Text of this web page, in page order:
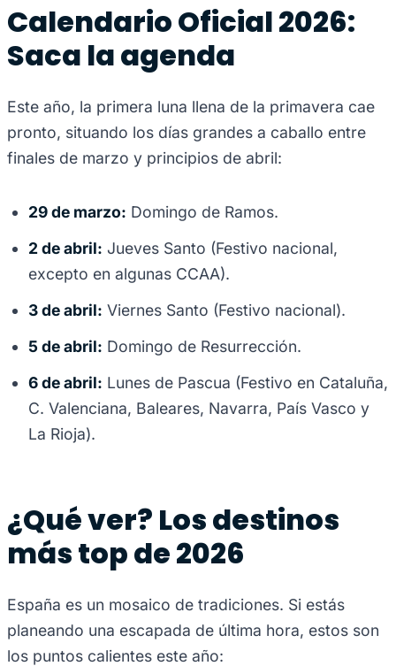
Calendario Oficial 2026:
Saca la agenda
Este año, la primera luna llena de la primavera cae
pronto, situando los días grandes a caballo entre
finales de marzo y principios de abril:
29 de marzo: Domingo de Ramos.
2 de abril: Jueves Santo (Festivo nacional,
excepto en algunas CCAA).
3 de abril: Viernes Santo (Festivo nacional).
5 de abril: Domingo de Resurrección.
6 de abril: Lunes de Pascua (Festivo en Cataluña,
C. Valenciana, Baleares, Navarra, País Vasco y
La Rioja).
¿Qué ver? Los destinos
más top de 2026
España es un mosaico de tradiciones. Si estás
planeando una escapada de última hora, estos son
los puntos calientes este año: